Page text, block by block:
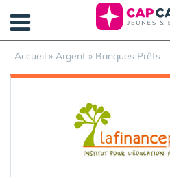
Accueil » Argent » Banques Prêts
Panneau de gestion des cookies